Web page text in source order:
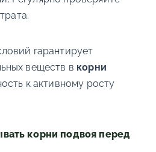
гарантирует
веществ в корни
к активному росту
корни подвоя перед